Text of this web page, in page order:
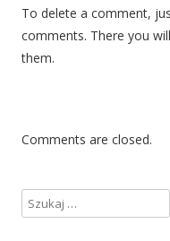
To delete a comment,
comments. There you
them.
Comments are closed.
z